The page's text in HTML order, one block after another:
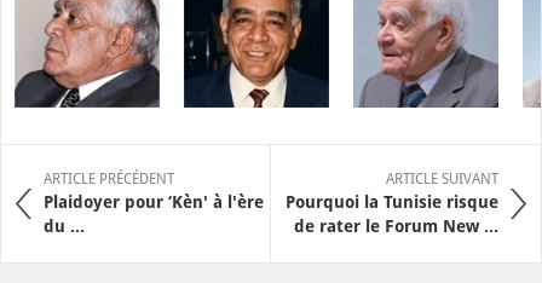
ARTICLE PRÉCÉDENT
Plaidoyer pour ‘Kèn' à l'ère
du ...
ARTICLE SUIVANT
Pourquoi la Tunisie risque
de rater le Forum New ...